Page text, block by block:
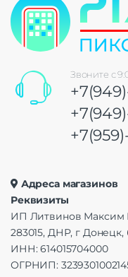
Звоните с
Адреса магазинов
Реквизиты
ИП Литвинов Максим
283015, ДНР, г
ИНН: 614015704000
ОГРНИП: